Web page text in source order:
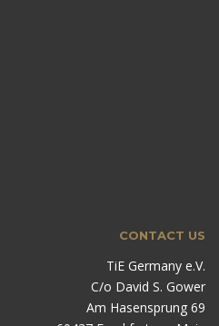
CONTACT US
TiE Germany e.V.
C/o David S. Gower
Am Hasensprung 69